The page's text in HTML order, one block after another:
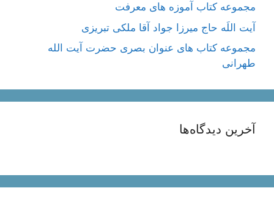
مجموعه کتاب آموزه های معرفت
آیت اللَه حاج میرزا جواد آقا ملکی تبریزی
مجموعه کتاب های عنوان بصری حضرت آیت الله
طهرانی
آخرین دیدگاه‌ها